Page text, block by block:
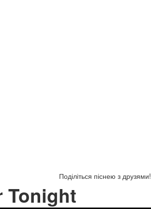
Поділіться піснею з друзями!
Tonight